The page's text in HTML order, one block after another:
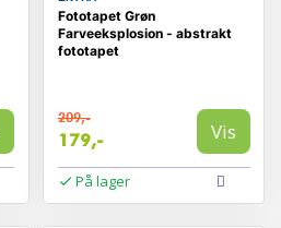
Fototapet Grøn
Farveeksplosion - abstrakt
fototapet
209,-
179,- Vis
På lager